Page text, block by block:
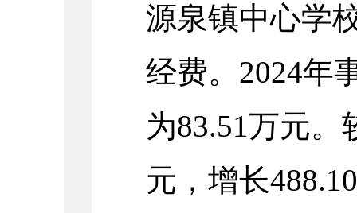
源泉镇中心学
经费。2024年
为83.51万元。
元，增长